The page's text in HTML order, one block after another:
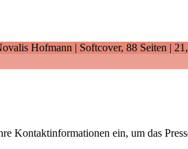
Hofmann | Softcover, 88 Seiten |
Kontaktinformationen ein, um das